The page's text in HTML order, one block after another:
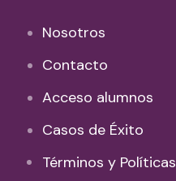
Nosotros
Contacto
Acceso alumnos
Casos de Éxito
Términos y Políticas